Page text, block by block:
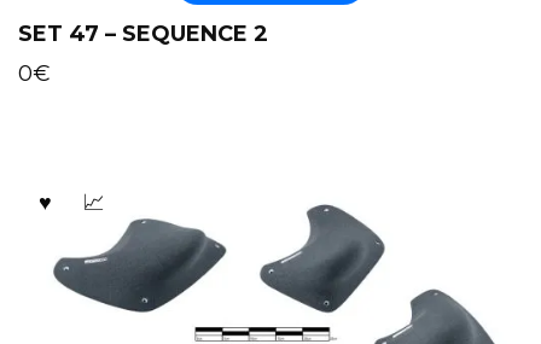
SET 47 – SEQUENCE 2
0€